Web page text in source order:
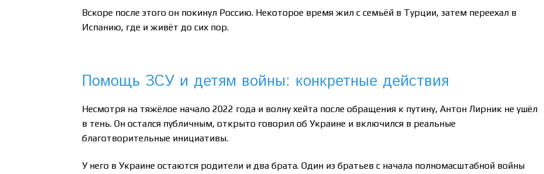
Вскоре после этого он покинул Россию. Некоторое время жил с семьёй в Турции, затем переехал в
Испанию, где и живёт до сих пор.
Помощь ЗСУ и детям войны: конкретные действия
Несмотря на тяжёлое начало 2022 года и волну хейта после обращения к путину, Антон Лирник не ушёл
в тень. Он остался публичным, открыто говорил об Украине и включился в реальные
благотворительные инициативы.
У него в Украине остаются родители и два брата. Один из братьев с начала полномасштабной войны